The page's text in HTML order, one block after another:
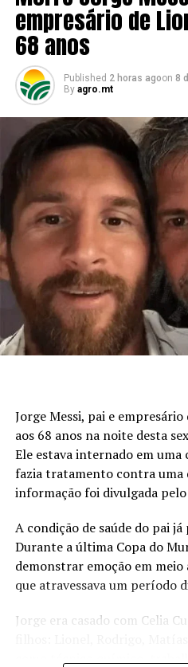
empresário de
68 anos
Published 2 horas agoon 8
By agro.mt
Jorge Messi, pai e
aos 68 anos na noite desta
Ele estava internado em uma
fazia tratamento contra uma
informação foi divulgada
A condição de saúde do pai
Durante a última Copa do
demonstrar emoção em
que atravessava um período
Jorge era casado com Celia